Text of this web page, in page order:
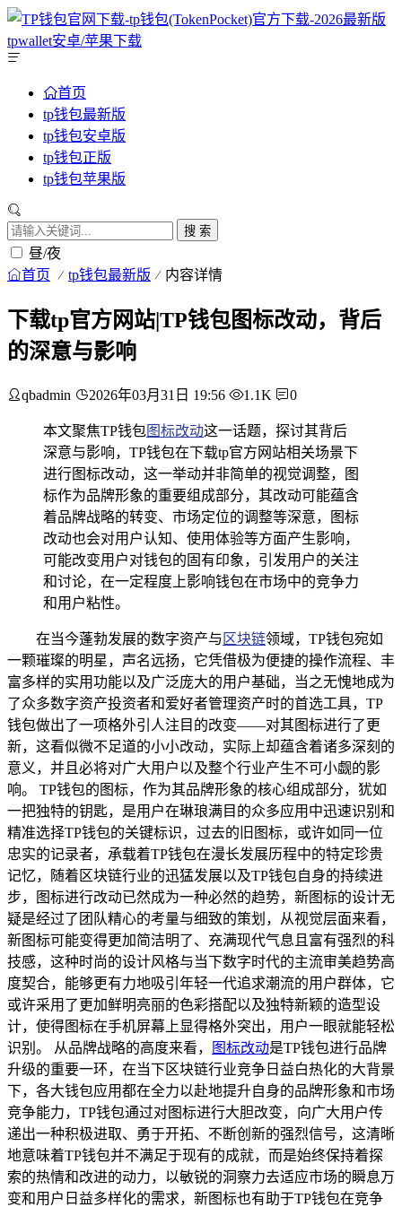
首页
tp钱包最新版
tp钱包安卓版
tp钱包正版
tp钱包苹果版
搜 索
昼/夜
首页 tp钱包最新版 内容详情
下载tp官方网站|TP钱包图标改动，背后
的深意与影响
qbadmin 2026年03月31日 19:56 1.1K 0
本文聚焦TP钱包图标改动这一话题，探讨其背后
深意与影响，TP钱包在下载tp官方网站相关场景下
进行图标改动，这一举动并非简单的视觉调整，图
标作为品牌形象的重要组成部分，其改动可能蕴含
着品牌战略的转变、市场定位的调整等深意，图标
改动也会对用户认知、使用体验等方面产生影响，
可能改变用户对钱包的固有印象，引发用户的关注
和讨论，在一定程度上影响钱包在市场中的竞争力
和用户粘性。
在当今蓬勃发展的数字资产与 区块链领域，TP钱包宛如
一颗璀璨的明星，声名远扬，它凭借极为便捷的操作流程、丰
富多样的实用功能以及广泛庞大的用户基础，当之无愧地成为
了众多数字资产投资者和爱好者管理资产时的首选工具，TP
钱包做出了一项格外引人注目的改变——对其图标进行了更
新，这看似微不足道的小小改动，实际上却蕴含着诸多深刻的
意义，并且必将对广大用户以及整个行业产生不可小觑的影
响。 TP钱包的图标，作为其品牌形象的核心组成部分，犹如
一把独特的钥匙，是用户在琳琅满目的众多应用中迅速识别和
精准选择TP钱包的关键标识，过去的旧图标，或许如同一位
忠实的记录者，承载着TP钱包在漫长发展历程中的特定珍贵
记忆，随着区块链行业的迅猛发展以及TP钱包自身的持续进
步，图标进行改动已然成为一种必然的趋势，新图标的设计无
疑是经过了团队精心的考量与细致的策划，从视觉层面来看，
新图标可能变得更加简洁明了、充满现代气息且富有强烈的科
技感，这种时尚的设计风格与当下数字时代的主流审美趋势高
度契合，能够更有力地吸引年轻一代追求潮流的用户群体，它
或许采用了更加鲜明亮丽的色彩搭配以及独特新颖的造型设
计，使得图标在手机屏幕上显得格外突出，用户一眼就能轻松
识别。 从品牌战略的高度来看，
图标改动是TP钱包进行品牌
升级的重要一环，在当下区块链行业竞争日益白热化的大背景
下，各大钱包应用都在全力以赴地提升自身的品牌形象和市场
竞争能力，TP钱包通过对图标进行大胆改变，向广大用户传
递出一种积极进取、勇于开拓、不断创新的强烈信号，这清晰
地意味着TP钱包并不满足于现有的成就，而是始终保持着探
索的热情和改进的动力，以敏锐的洞察力去适应市场的瞬息万
变和用户日益多样化的需求，新图标也有助于TP钱包在竞争